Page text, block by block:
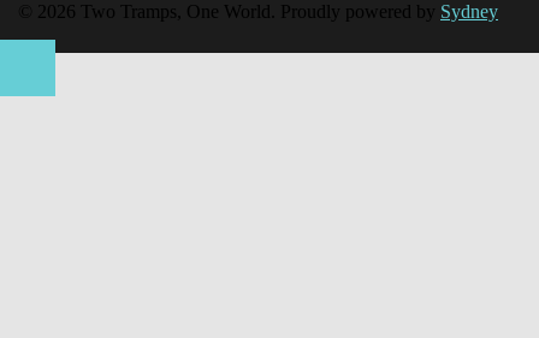
© 2026 Two Tramps, One World. Proudly powered by Sydney